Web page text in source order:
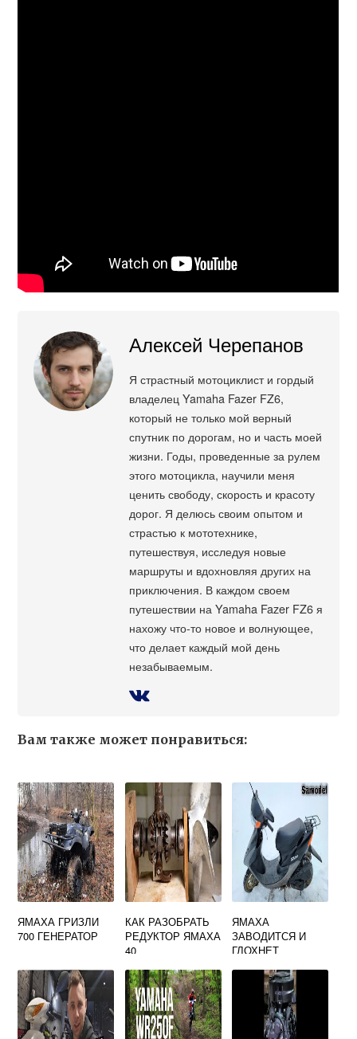
Алексей Черепанов
Я страстный мотоциклист и гордый
владелец Yamaha Fazer FZ6,
который не только мой верный
спутник по дорогам, но и часть моей
жизни. Годы, проведенные за рулем
этого мотоцикла, научили меня
ценить свободу, скорость и красоту
дорог. Я делюсь своим опытом и
страстью к мототехнике,
путешествуя, исследуя новые
маршруты и вдохновляя других на
приключения. В каждом своем
путешествии на Yamaha Fazer FZ6 я
нахожу что-то новое и волнующее,
что делает каждый мой день
незабываемым.
Вам также может понравиться:
ЯМАХА ГРИЗЛИ
700 ГЕНЕРАТОР
КАК РАЗОБРАТЬ
РЕДУКТОР ЯМАХА
40
ЯМАХА
ЗАВОДИТСЯ И
ГЛОХНЕТ